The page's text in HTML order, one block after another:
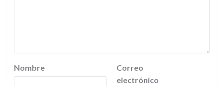
Nombre
Correo
electrónico